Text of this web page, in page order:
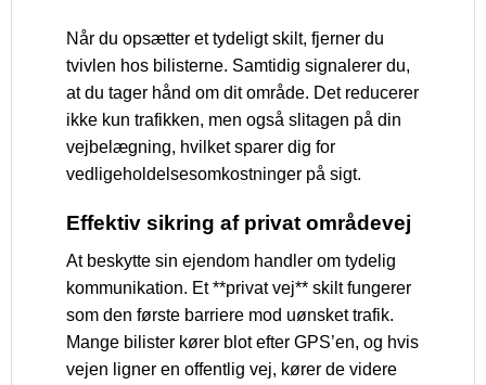
Når du opsætter et tydeligt skilt, fjerner du
tvivlen hos bilisterne. Samtidig signalerer du,
at du tager hånd om dit område. Det reducerer
ikke kun trafikken, men også slitagen på din
vejbelægning, hvilket sparer dig for
vedligeholdelsesomkostninger på sigt.
Effektiv sikring af privat områdevej
At beskytte sin ejendom handler om tydelig
kommunikation. Et **privat vej** skilt fungerer
som den første barriere mod uønsket trafik.
Mange bilister kører blot efter GPS’en, og hvis
vejen ligner en offentlig vej, kører de videre